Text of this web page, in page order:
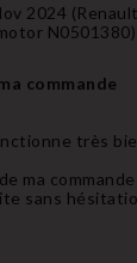
2024 (
N0501380
commande
très
ma
sans